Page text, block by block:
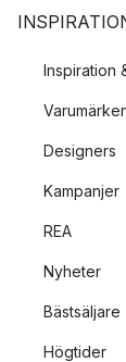
Inspiration
Designers
Kampanjer
REA
Nyheter
Bästsäljare
Högtider